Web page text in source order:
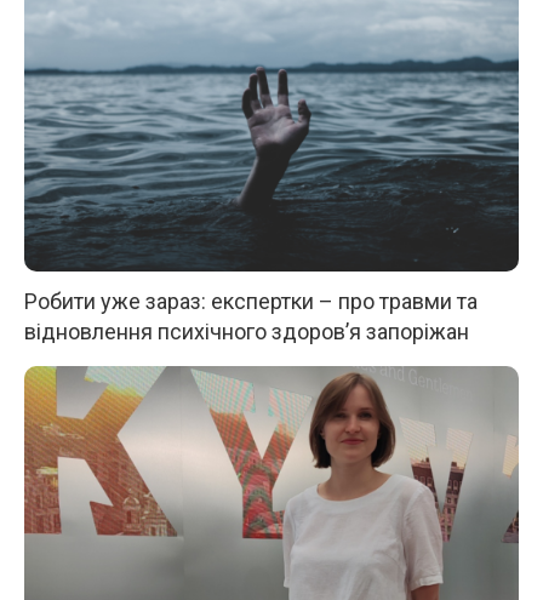
Робити уже зараз: експертки – про травми та
відновлення психічного здоров’я запоріжан